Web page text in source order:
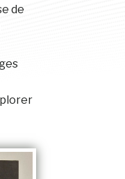
de